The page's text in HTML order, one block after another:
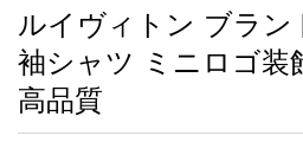
お
す
す
め
商
ルイヴィトン ブラン
袖シャツ ミニロゴ装
高品質